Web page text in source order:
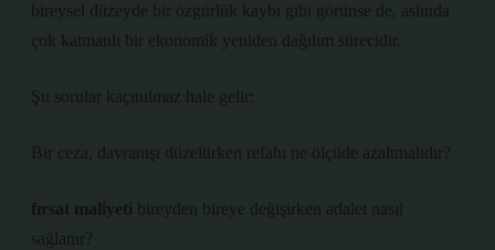
bireysel düzeyde bir özgürlük kaybı gibi görünse de, aslında
çok katmanlı bir ekonomik yeniden dağılım sürecidir.
Şu sorular kaçınılmaz hale gelir:
Bir ceza, davranışı düzeltirken refahı ne ölçüde azaltmalıdır?
fırsat maliyeti bireyden bireye değişirken adalet nasıl
sağlanır?